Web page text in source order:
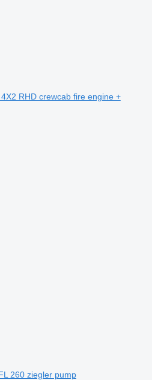
RHD crewcab fire engine +
260 ziegler pump